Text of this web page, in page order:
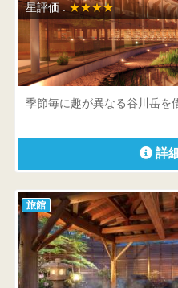
星評価 :★★★★
別邸 仙寿庵 喧
群馬県 利根郡みなかみ町谷川
季節毎に趣が異なる谷川岳
詳
旅館